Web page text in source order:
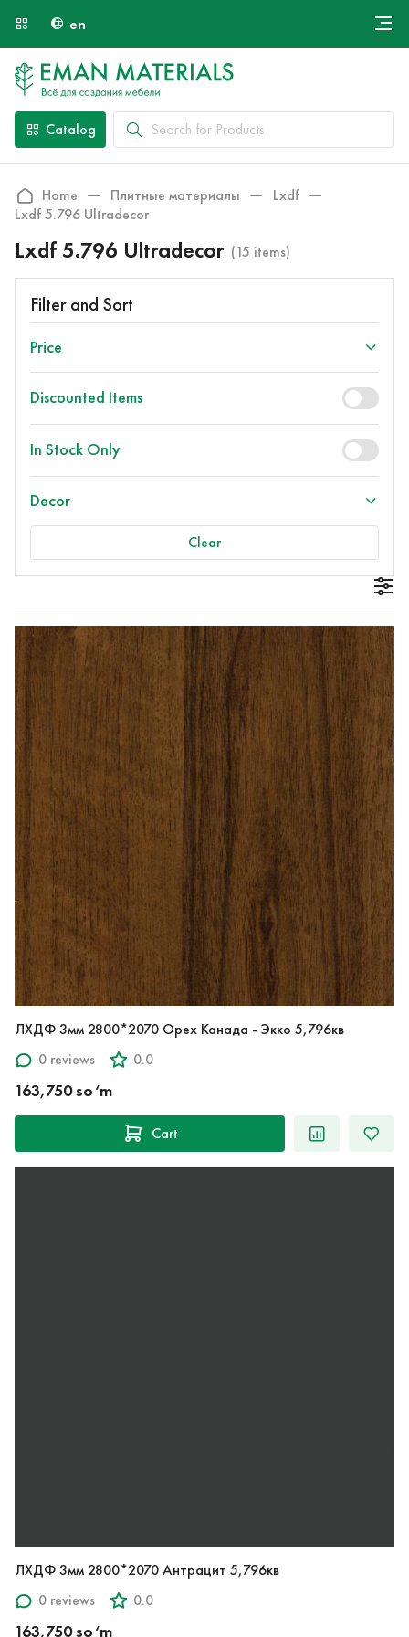
en
Payment and Delivery
Contacts
Catalog
Home Плитные материалы
Lxdf
Lxdf 5.796 Ultradecor
Lxdf 5.796 Ultradecor (15 items)
Filter and Sort
Price
Discounted Items
In Stock Only
Decor
Clear
ЛХДФ 3мм 2800*2070 Орех Канада - Экко 5,796кв
0 reviews
0.0
163,750 so‘m
Cart
ЛХДФ 3мм 2800*2070 Антрацит 5,796кв
0 reviews
0.0
163,750 so‘m